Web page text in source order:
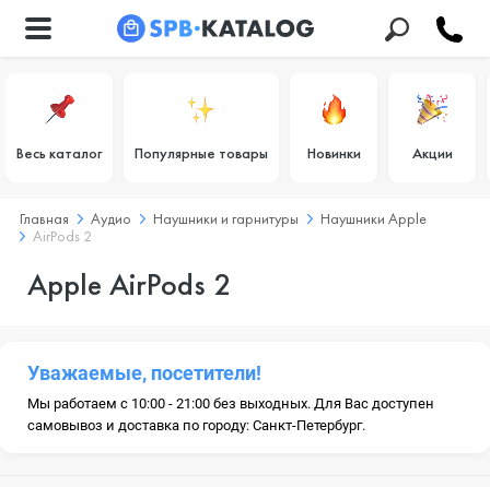
Весь каталог Популярные товары Новинки Акции
Главная Аудио Наушники и гарнитуры
Наушники Apple
AirPods 2
Apple AirPods 2
Уважаемые, посетители!
Мы работаем с 10:00 - 21:00 без выходных. Для Вас доступен
самовывоз и доставка по городу: Санкт-Петербург.